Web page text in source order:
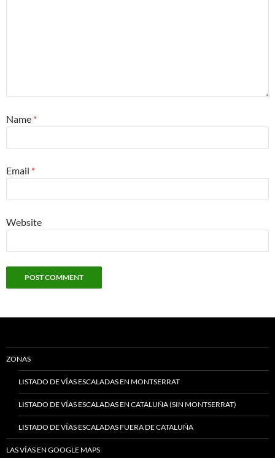
Name *
Email *
Website
ZONAS
LISTADO DE VÍAS ESCALADAS EN MONTSERRAT
LISTADO DE VÍAS ESCALADAS EN CATALUÑA (SIN MONTSERRAT)
LISTADO DE VÍAS ESCALADAS FUERA DE CATALUÑA
LAS VÍAS EN GOOGLE MAPS